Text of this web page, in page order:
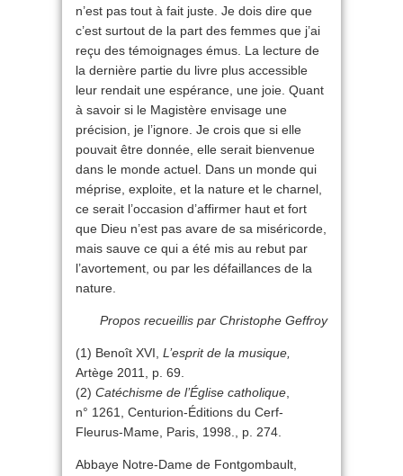
n’est pas tout à fait juste. Je dois dire que
c’est surtout de la part des femmes que j’ai
reçu des témoignages émus. La lecture de
la dernière partie du livre plus accessible
leur rendait une espérance, une joie. Quant
à savoir si le Magistère envisage une
précision, je l’ignore. Je crois que si elle
pouvait être donnée, elle serait bienvenue
dans le monde actuel. Dans un monde qui
méprise, exploite, et la nature et le charnel,
ce serait l’occasion d’affirmer haut et fort
que Dieu n’est pas avare de sa miséricorde,
mais sauve ce qui a été mis au rebut par
l’avortement, ou par les défaillances de la
nature.
Propos recueillis par Christophe Geffroy
(1) Benoît XVI, L’esprit de la musique,
Artège 2011, p. 69.
(2) Catéchisme de l’Église catholique,
n° 1261, Centurion-Éditions du Cerf-
Fleurus-Mame, Paris, 1998., p. 274.
Abbaye Notre-Dame de Fontgombault,